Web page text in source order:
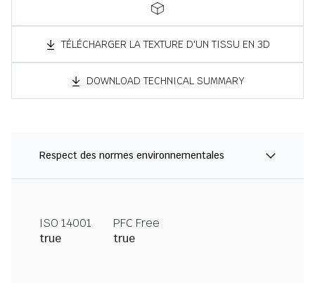
TÉLÉCHARGER LA TEXTURE D'UN TISSU EN 3D
DOWNLOAD TECHNICAL SUMMARY
Respect des normes environnementales
ISO 14001
true
PFC Free
true